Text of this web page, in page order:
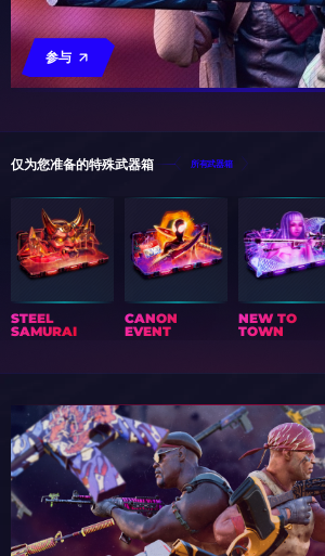
参与
仅为您准备的特殊武器箱 所有武器箱
STEEL
SAMURAI
CANON
EVENT
NEW TO
TOWN